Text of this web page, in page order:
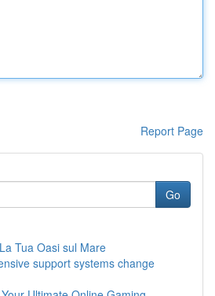
Report Page
Go
Tua Oasi sul Mare
support systems change